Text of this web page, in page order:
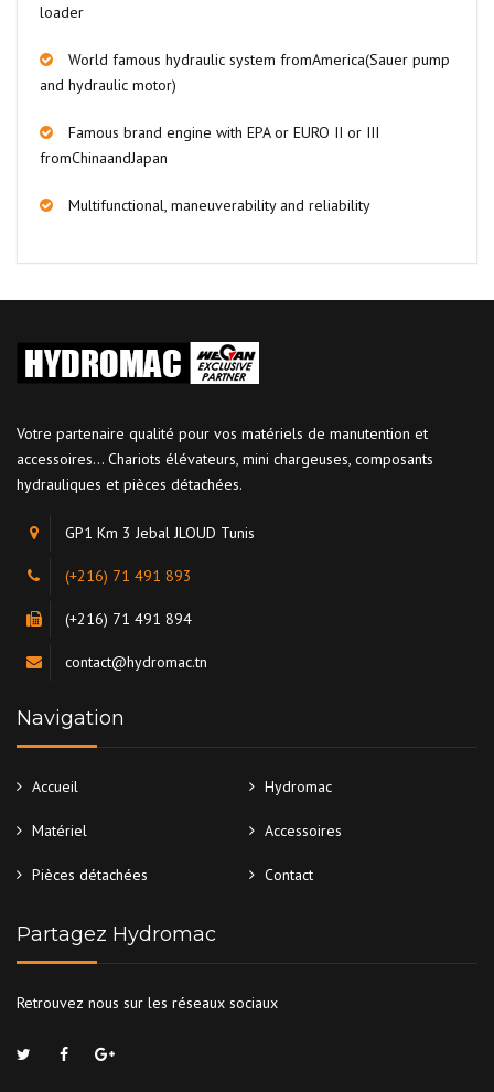
loader
World famous hydraulic system fromAmerica(Sauer pump
and hydraulic motor)
Famous brand engine with EPA or EURO II or III
fromChinaandJapan
Multifunctional, maneuverability and reliability
Votre partenaire qualité pour vos matériels de manutention et
accessoires... Chariots élévateurs, mini chargeuses, composants
hydrauliques et pièces détachées.
GP1 Km 3 Jebal JLOUD Tunis
(+216) 71 491 893
(+216) 71 491 894
contact@hydromac.tn
Navigation
Accueil Hydromac
Matériel Accessoires
Pièces détachées Contact
Partagez Hydromac
Retrouvez nous sur les réseaux sociaux